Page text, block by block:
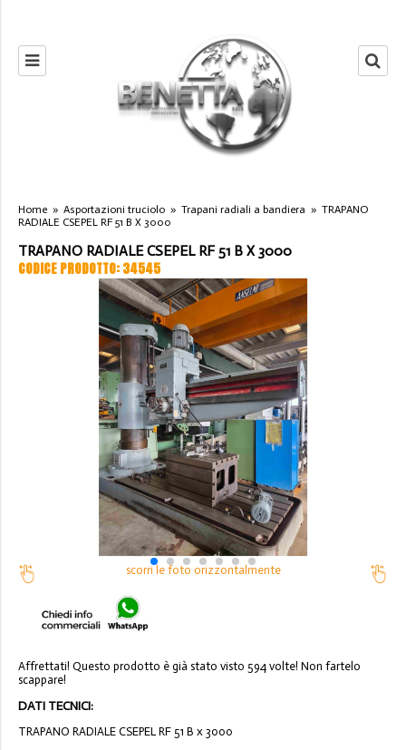
Home » Asportazioni truciolo » Trapani radiali a bandiera » TRAPANO
RADIALE CSEPEL RF 51 B X 3000
TRAPANO RADIALE CSEPEL RF 51 B X 3000
CODICE PRODOTTO: 34545
scorri le foto orizzontalmente
Affrettati! Questo prodotto è già stato visto 594 volte! Non fartelo
scappare!
DATI TECNICI:
TRAPANO RADIALE CSEPEL RF 51 B x 3000